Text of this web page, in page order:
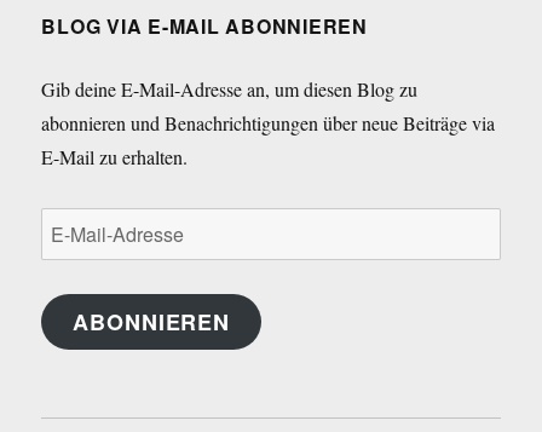
BLOG VIA E-MAIL ABONNIEREN
Gib deine E-Mail-Adresse an, um diesen Blog zu
abonnieren und Benachrichtigungen über neue Beiträge via
E-Mail zu erhalten.
E-
Mail-
Adresse
ABONNIEREN